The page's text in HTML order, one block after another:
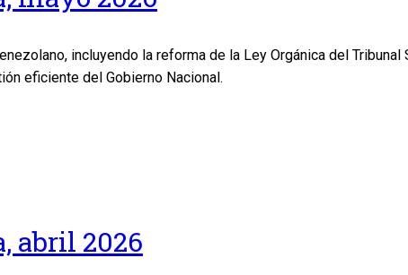
incluyendo la reforma de la Ley Orgánica del
eficiente del Gobierno Nacional.
abril 2026